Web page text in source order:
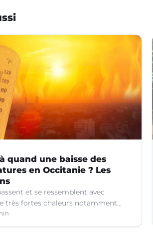
quand une baisse des
en Occitanie ? Les
et se ressemblent avec
très fortes chaleurs notamment
Jusqu’à quand ?